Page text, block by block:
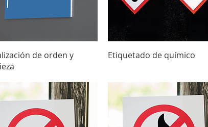
Vista rápida
de orden y
Vista rápida
Etiquetado de químico